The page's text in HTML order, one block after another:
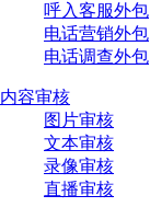
呼入客服外包
电话营销外包
电话调查外包
内容审核
图片审核
文本审核
录像审核
直播审核